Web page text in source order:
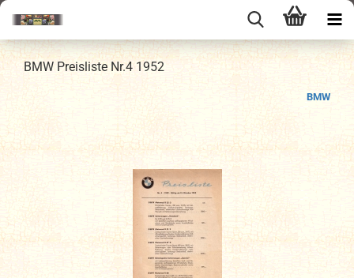
BMW Preisliste Nr.4 1952
BMW